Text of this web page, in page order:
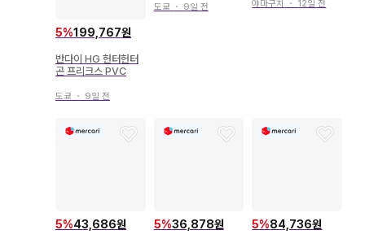
5%199,767원
반다이 HG 헌터헌터
곤 프리크스 PVC
도쿄 ・ 9일 전
도쿄 ・ 9일 전 야마구치 ・ 12일 전
5%43,686원 5%36,878원 5%84,736원